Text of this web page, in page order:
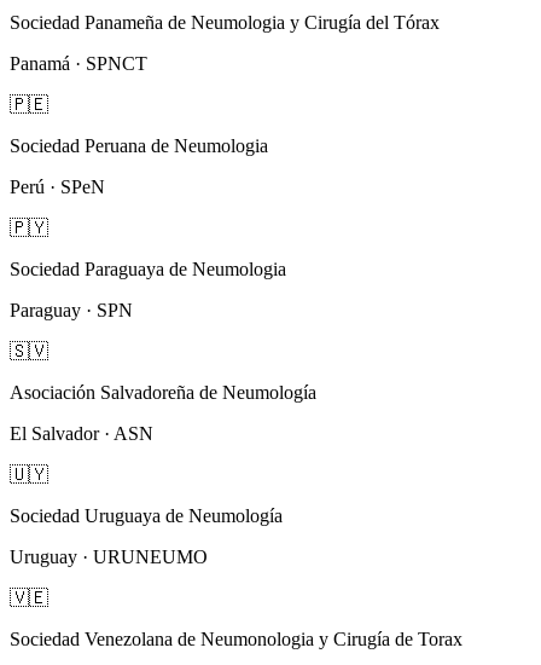
Sociedad Panameña de Neumologia y Cirugía del Tórax
Panamá · SPNCT
🇵🇪
Sociedad Peruana de Neumologia
Perú · SPeN
🇵🇾
Sociedad Paraguaya de Neumologia
Paraguay · SPN
🇸🇻
Asociación Salvadoreña de Neumología
El Salvador · ASN
🇺🇾
Sociedad Uruguaya de Neumología
Uruguay · URUNEUMO
🇻🇪
Sociedad Venezolana de Neumonologia y Cirugía de Torax